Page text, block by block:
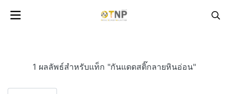
1 ผลลัพธ์สำหรับแท็ก "กันแดดสติ๊กลายหินอ่อน"